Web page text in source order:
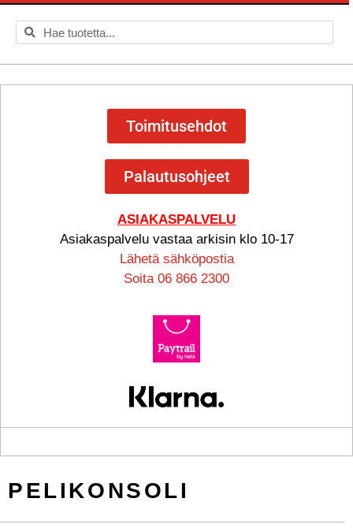
Toimitusehdot
Palautusohjeet
ASIAKASPALVELU
Asiakaspalvelu vastaa arkisin klo 10-17
Lähetä sähköpostia
Soita 06 866 2300
PELIKONSOLI